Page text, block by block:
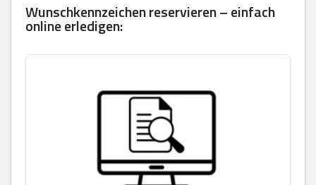
Wunschkennzeichen reservieren – einfach
online erledigen: